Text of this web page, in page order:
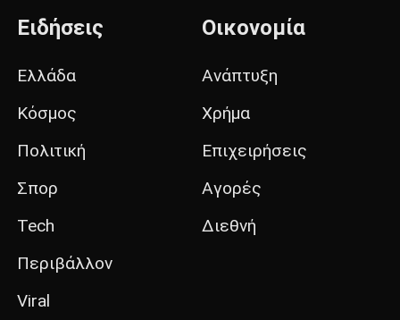
Ειδήσεις
Ελλάδα
Κόσμος
Πολιτική
Σπορ
Tech
Περιβάλλον
Viral
Οικονομία
Ανάπτυξη
Χρήμα
Επιχειρήσεις
Αγορές
Διεθνή